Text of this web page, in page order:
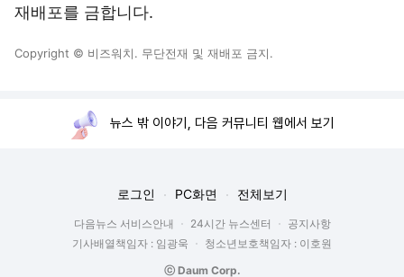
재배포를 금합니다.
Copyright © 비즈워치. 무단전재 및 재배포 금지.
뉴스 밖 이야기, 다음 커뮤니티 웹에서 보기
로그인 PC화면 전체보기
다음뉴스 서비스안내 24시간 뉴스센터
공지사항
기사배열책임자 : 임광욱
청소년보호책임자 : 이호원
ⓒ Daum Corp.